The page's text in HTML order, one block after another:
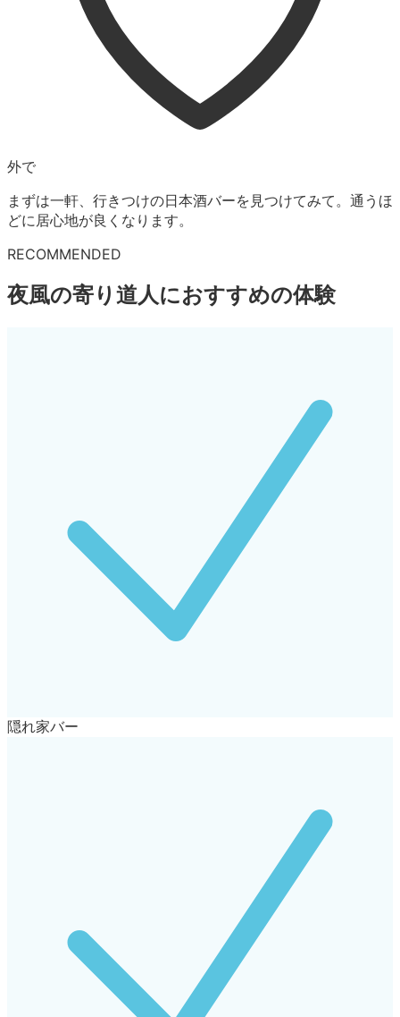
外で
まずは一軒、行きつけの日本酒バーを見つけてみて。通うほ
どに居心地が良くなります。
RECOMMENDED
夜風の寄り道人におすすめの体験
隠れ家バー